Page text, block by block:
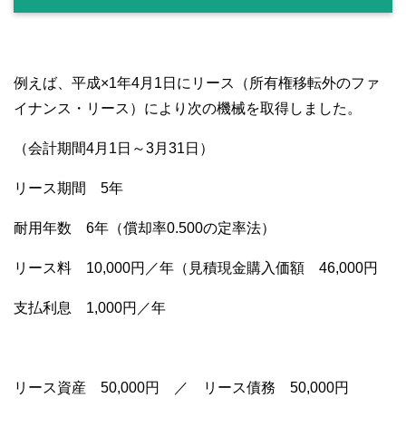
例えば、平成×1年4月1日にリース（所有権移転外のファ
イナンス・リース）により次の機械を取得しました。
（会計期間4月1日～3月31日）
リース期間 5年
耐用年数 6年（償却率0.500の定率法）
リース料 10,000円／年（見積現金購入価額 46,000円
支払利息 1,000円／年
リース資産 50,000円 ／ リース債務 50,000円